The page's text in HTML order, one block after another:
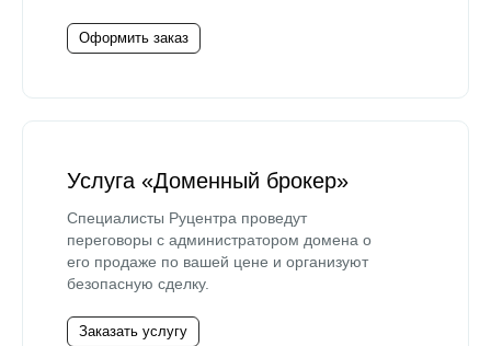
Оформить заказ
Услуга «Доменный брокер»
Специалисты Руцентра проведут
переговоры с администратором домена о
его продаже по вашей цене и организуют
безопасную сделку.
Заказать услугу